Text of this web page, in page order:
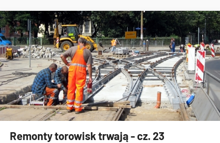
Remonty torowisk trwają - cz. 23